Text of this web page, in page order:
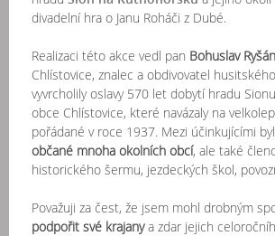
divadelní hra o Janu Roháči z Dubé.
Realizaci této akce vedl pan Bohuslav
Chlístovice, znalec a obdivovatel
vyvrcholily oslavy 570 let dobytí hradu
obce Chlístovice, které navázaly na
pořádané v roce 1937. Mezi účinkujícími
občané mnoha okolních obcí, ale také
historického šermu, jezdeckých škol,
Považuji za čest, že jsem mohl drobným
podpořit své krajanya zdar jejich